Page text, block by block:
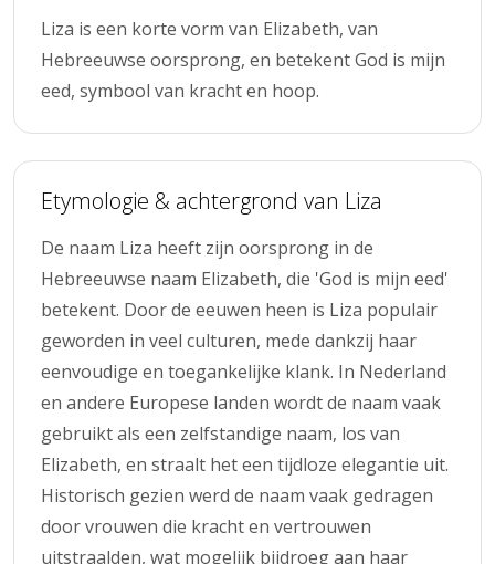
Liza is een korte vorm van Elizabeth, van
Hebreeuwse oorsprong, en betekent God is mijn
eed, symbool van kracht en hoop.
Etymologie & achtergrond van Liza
De naam Liza heeft zijn oorsprong in de
Hebreeuwse naam Elizabeth, die 'God is mijn eed'
betekent. Door de eeuwen heen is Liza populair
geworden in veel culturen, mede dankzij haar
eenvoudige en toegankelijke klank. In Nederland
en andere Europese landen wordt de naam vaak
gebruikt als een zelfstandige naam, los van
Elizabeth, en straalt het een tijdloze elegantie uit.
Historisch gezien werd de naam vaak gedragen
door vrouwen die kracht en vertrouwen
uitstraalden, wat mogelijk bijdroeg aan haar